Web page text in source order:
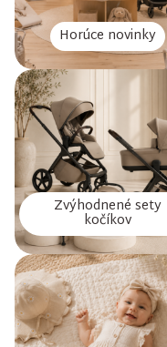
Horúce novinky
Zvýhodnené sety
kočíkov